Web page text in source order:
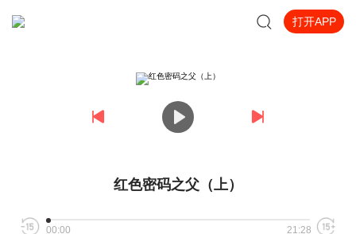
打开APP
红色密码之父（上）
00:00 21:28